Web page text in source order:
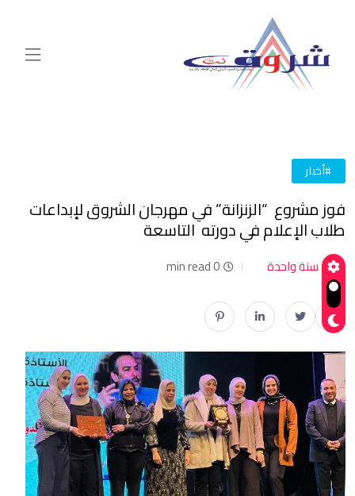
#أخبار
فوز مشروع “الزنزانة” في مهرجان الشروق لإبداعات
طلاب الإعلام في دورته التاسعة
سنة واحدة 0 min read